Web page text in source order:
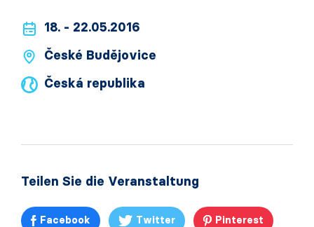
18. - 22.05.2016
České Budějovice
Česká republika
Teilen Sie die Veranstaltung
Facebook Twitter Pinterest